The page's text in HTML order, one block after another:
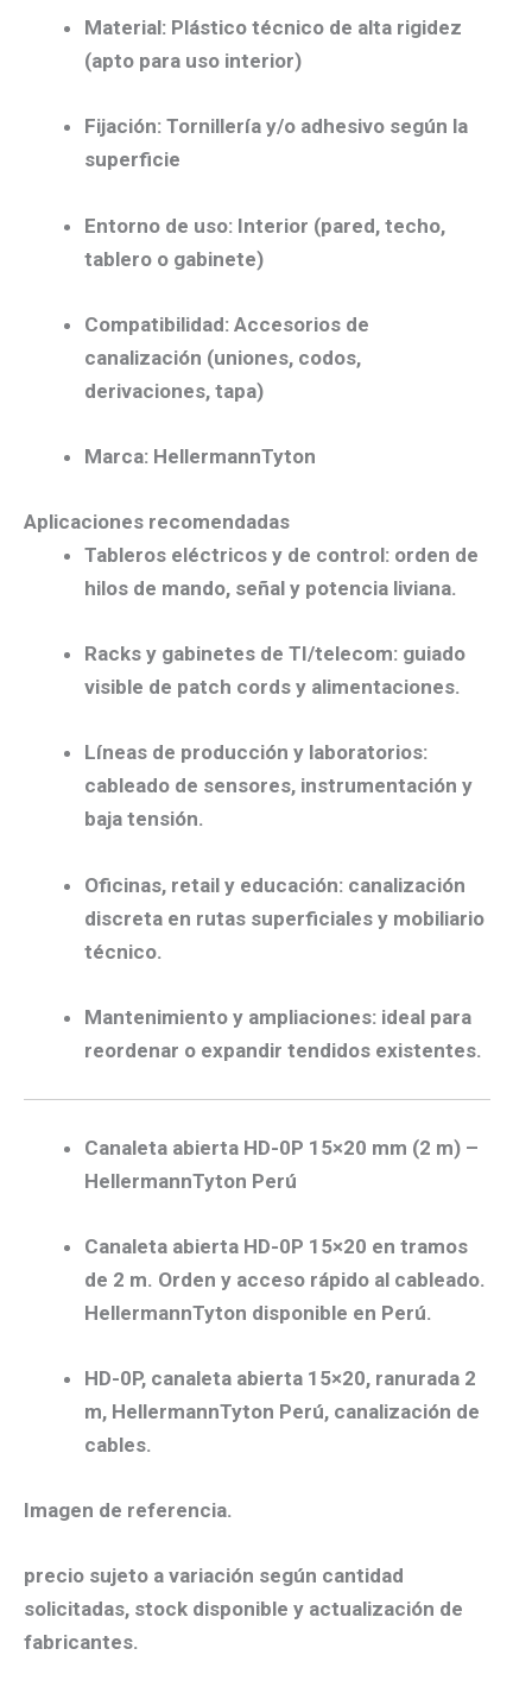
Material: Plástico técnico de alta rigidez
(apto para uso interior)
Fijación: Tornillería y/o adhesivo según la
superficie
Entorno de uso: Interior (pared, techo,
tablero o gabinete)
Compatibilidad: Accesorios de
canalización (uniones, codos,
derivaciones, tapa)
Marca: HellermannTyton
Aplicaciones recomendadas
Tableros eléctricos y de control: orden de
hilos de mando, señal y potencia liviana.
Racks y gabinetes de TI/telecom: guiado
visible de patch cords y alimentaciones.
Líneas de producción y laboratorios:
cableado de sensores, instrumentación y
baja tensión.
Oficinas, retail y educación: canalización
discreta en rutas superficiales y mobiliario
técnico.
Mantenimiento y ampliaciones: ideal para
reordenar o expandir tendidos existentes.
Canaleta abierta HD-0P 15×20 mm (2 m) –
HellermannTyton Perú
Canaleta abierta HD-0P 15×20 en tramos
de 2 m. Orden y acceso rápido al cableado.
HellermannTyton disponible en Perú.
HD-0P, canaleta abierta 15×20, ranurada 2
m, HellermannTyton Perú, canalización de
cables.
Imagen de referencia.
precio sujeto a variación según cantidad
solicitadas, stock disponible y actualización de
fabricantes.